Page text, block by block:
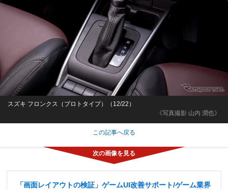
《写真撮影 山内 潤也》
スズキ フロンクス（プロトタイプ）（12/22）
この記事へ戻る
「画面レイアウトの検証」ゲームUI改善サポート/ゲーム業界